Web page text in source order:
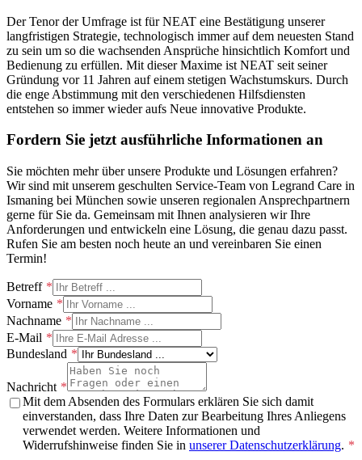
Der Tenor der Umfrage ist für NEAT eine Bestätigung unserer
langfristigen Strategie, technologisch immer auf dem neuesten Stand
zu sein um so die wachsenden Ansprüche hinsichtlich Komfort und
Bedienung zu erfüllen. Mit dieser Maxime ist NEAT seit seiner
Gründung vor 11 Jahren auf einem stetigen Wachstumskurs. Durch
die enge Abstimmung mit den verschiedenen Hilfsdiensten
entstehen so immer wieder aufs Neue innovative Produkte.
Fordern Sie jetzt ausführliche Informationen an
Sie möchten mehr über unsere Produkte und Lösungen erfahren?
Wir sind mit unserem geschulten Service-Team von Legrand Care in
Ismaning bei München sowie unseren regionalen Ansprechpartnern
gerne für Sie da. Gemeinsam mit Ihnen analysieren wir Ihre
Anforderungen und entwickeln eine Lösung, die genau dazu passt.
Rufen Sie am besten noch heute an und vereinbaren Sie einen
Termin!
Betreff
Vorname
Nachname
E-Mail
Bundesland
Nachricht
Mit dem Absenden des Formulars erklären Sie sich damit
einverstanden, dass Ihre Daten zur Bearbeitung Ihres Anliegens
verwendet werden. Weitere Informationen und
Widerrufshinweise finden Sie in unserer Datenschutzerklärung.